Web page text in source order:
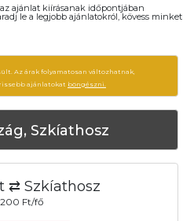
ajánlat kiírásanak időpontjában
le a legjobb ajánlatokról, kövess minket
Az árak folyamatosan változhatnak,
ajánlatokat böngészni.
Szkíathosz
⇄ Szkíathosz
Ft/fő